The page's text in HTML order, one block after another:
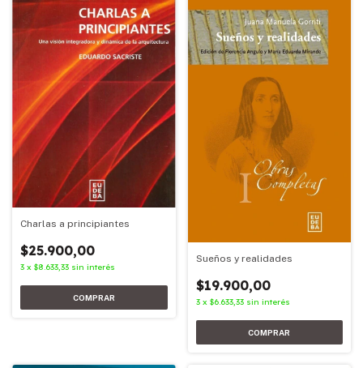
Charlas a principiantes
$25.900,00
3 x $8.633,33 sin interés
Sueños y realidades
$19.900,00
3 x $6.633,33 sin interés